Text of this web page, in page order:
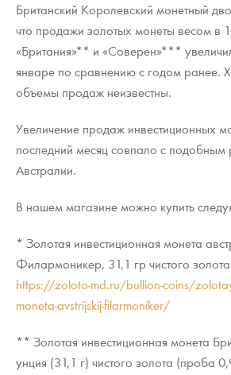
Британский Королевский монетный
что продажи золотых монеты весом в
«Британия»** и «Соверен»***
январе по сравнению с годом ранее.
объемы продаж неизвестны.
Увеличение продаж инвестиционных
последний месяц совпало с
Австралии.
В нашем магазине можно купить
* Золотая инвестиционная монета
Филармоникер, 31,1 гр чистого
https://zoloto-md.ru/bullion-coins/
moneta-avstrijskij-filarmoniker/
** Золотая инвестиционная монета
унция (31,1 г) чистого золота (проба